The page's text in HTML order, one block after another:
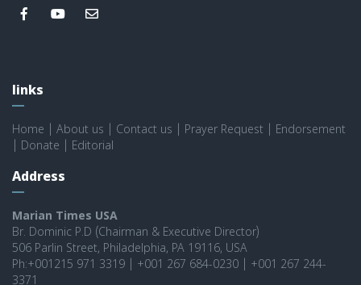
links
Home About us Contact us Prayer Request
Endorsement
Donate Editorial
Address
Marian Times USA
Br. Dominic P.D (Chairman & Executive Director)
506 Parlin Street, Philadelphia, PA 19116, USA
Ph:+001215 971 3319 | +001 267 684-0230 | +001 267 244-
3371